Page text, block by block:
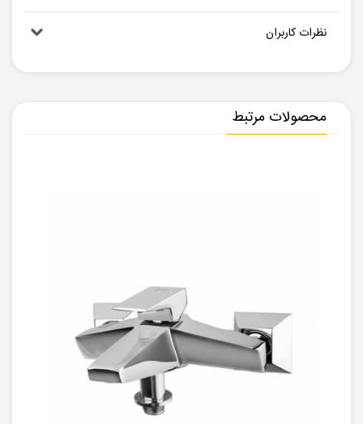
نظرات کاربران
محصولات مرتبط